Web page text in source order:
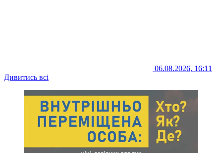
06.08.2026, 16:11
Дивитись всі